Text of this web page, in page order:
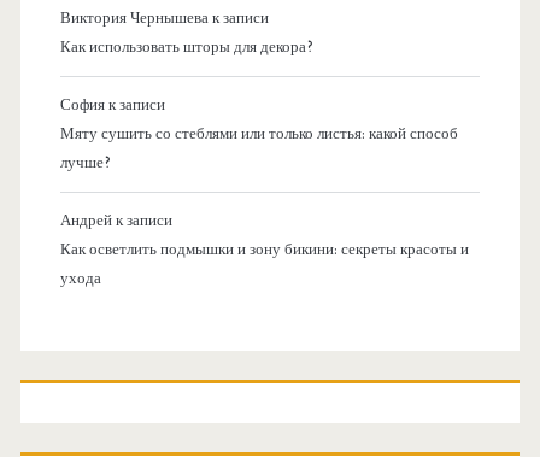
Виктория Чернышевак записи
Как использовать шторы для декора?
Софияк записи
Мяту сушить со стеблями или только листья: какой способ
лучше?
Андрейк записи
Как осветлить подмышки и зону бикини: секреты красоты и
ухода